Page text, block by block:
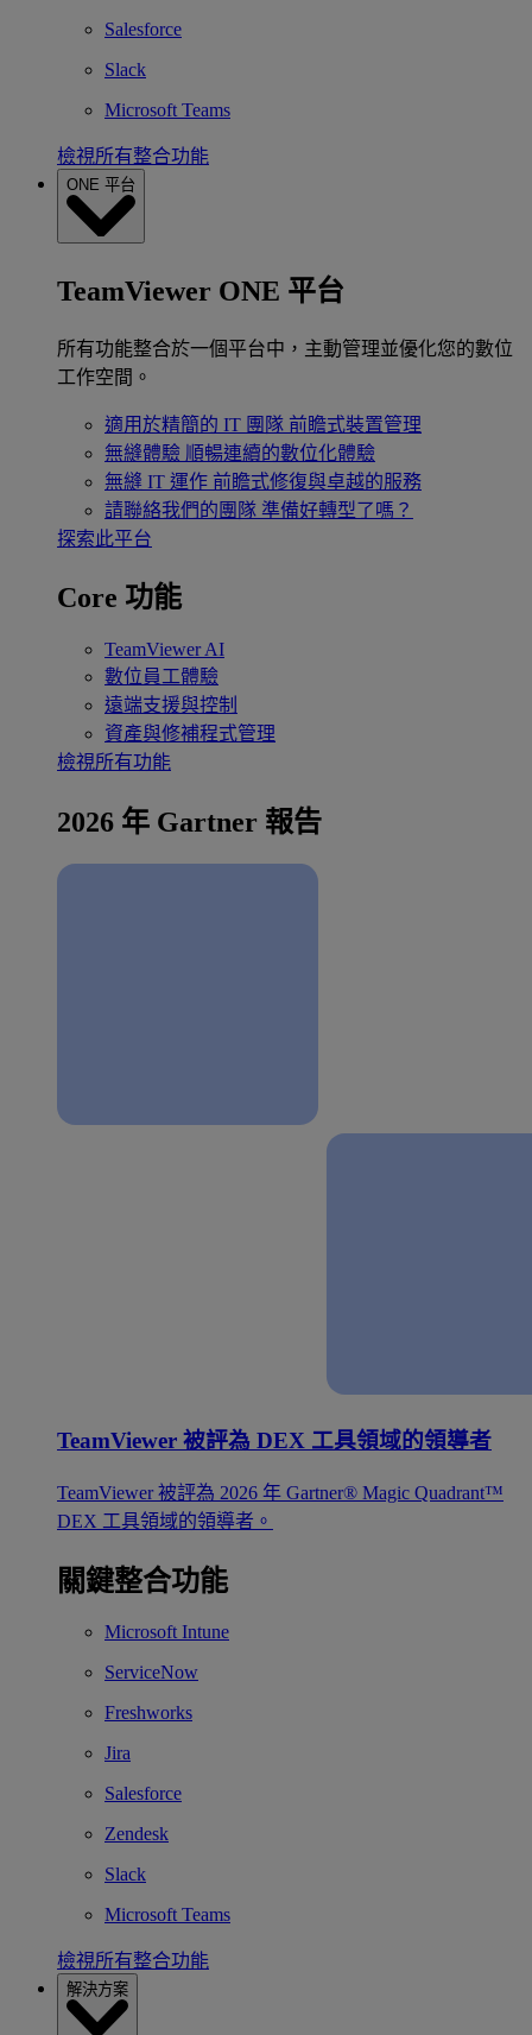
Salesforce
Slack
Microsoft Teams
檢視所有整合功能
ONE 平台
TeamViewer ONE 平台
所有功能整合於一個平台中，主動管理並優化您的數位
工作空間。
適用於精簡的 IT 團隊 前瞻式裝置管理
無縫體驗 順暢連續的數位化體驗
無縫 IT 運作 前瞻式修復與卓越的服務
請聯絡我們的團隊 準備好轉型了嗎？
探索此平台
Core 功能
TeamViewer AI
數位員工體驗
遠端支援與控制
資產與修補程式管理
檢視所有功能
2026 年 Gartner 報告
TeamViewer 被評為 DEX 工具領域的領導者
TeamViewer 被評為 2026 年 Gartner® Magic Quadrant™
DEX 工具領域的領導者。
關鍵整合功能
Microsoft Intune
ServiceNow
Freshworks
Jira
Salesforce
Zendesk
Slack
Microsoft Teams
檢視所有整合功能
解決方案